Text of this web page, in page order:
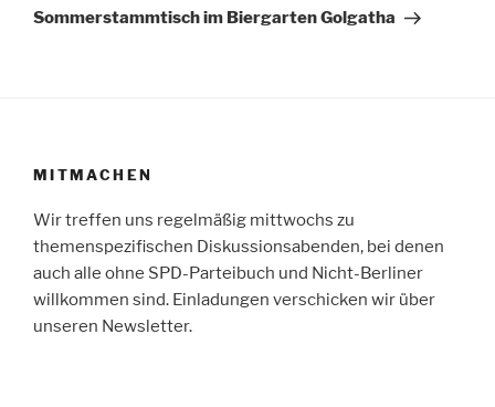
Beitrag
Sommerstammtisch im Biergarten Golgatha
MITMACHEN
Wir treffen uns regelmäßig mittwochs zu
themenspezifischen Diskussionsabenden, bei denen
auch alle ohne SPD-Parteibuch und Nicht-Berliner
willkommen sind. Einladungen verschicken wir über
unseren Newsletter.